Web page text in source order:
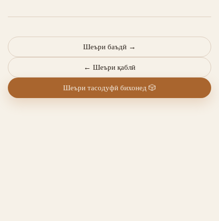
← Шеъри қаблӣ
Шеъри баъдӣ →
Шеъри тасодуфӣ бихонед 🎲